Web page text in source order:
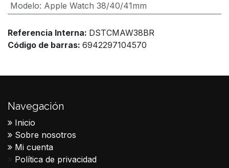
Modelo: Apple Watch 38/40/41mm
Referencia Interna: DSTCMAW38BR
Código de barras: 6942297104570
Navegación
Inicio
Sobre nosotros
Mi cuenta
Política de privacidad